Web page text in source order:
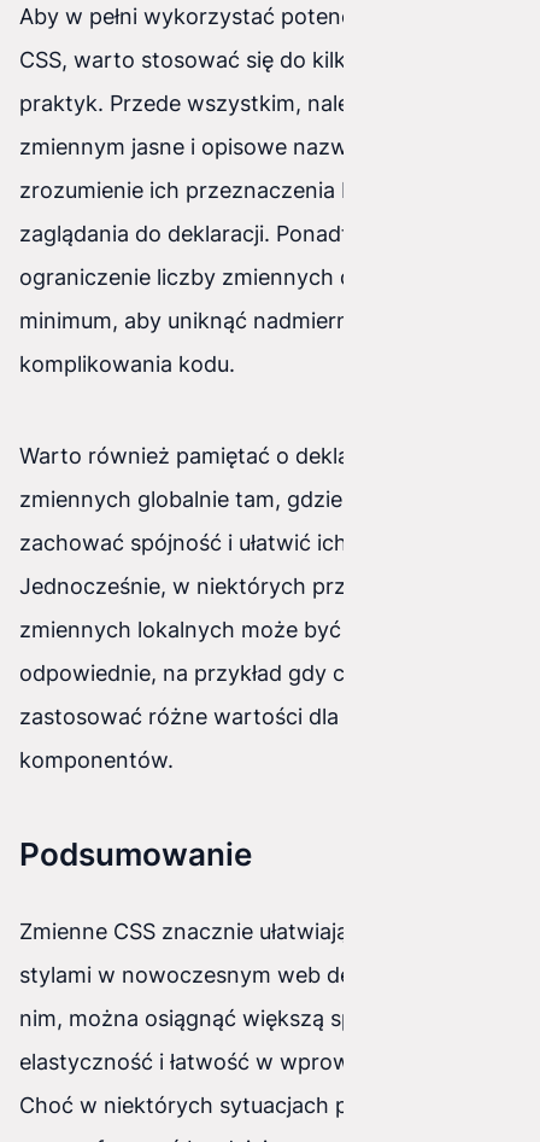
Aby w pełni wykorzystać potencjał zmiennych
CSS, warto stosować się do kilku najlepszych
praktyk. Przede wszystkim, należy nadawać
zmiennym jasne i opisowe nazwy, co ułatwi
zrozumienie ich przeznaczenia bez konieczności
zaglądania do deklaracji. Ponadto, zaleca się
ograniczenie liczby zmiennych do niezbędnego
minimum, aby uniknąć nadmiernego
komplikowania kodu.
Warto również pamiętać o deklarowaniu
zmiennych globalnie tam, gdzie to możliwe, aby
zachować spójność i ułatwić ich zarządzanie.
Jednocześnie, w niektórych przypadkach użycie
zmiennych lokalnych może być bardziej
odpowiednie, na przykład gdy chcemy
zastosować różne wartości dla poszczególnych
komponentów.
Podsumowanie
Zmienne CSS znacznie ułatwiają zarządzanie
stylami w nowoczesnym web designie. Dzięki
nim, można osiągnąć większą spójność,
elastyczność i łatwość w wprowadzaniu zmian.
Choć w niektórych sytuacjach preprocesory